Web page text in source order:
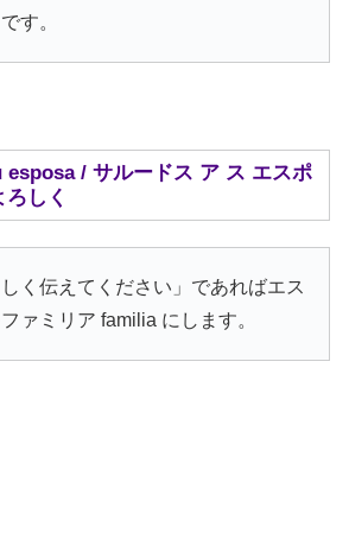
す。
esposa / サルードス ア ス エスポ
しく
く伝えてください」であればエス
ァミリア familia にします。